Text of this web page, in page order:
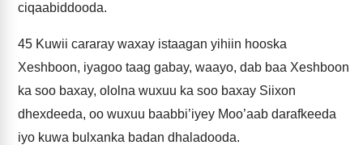
ciqaabiddooda.
45 Kuwii cararay waxay istaagan yihiin hooska
Xeshboon, iyagoo taag gabay, waayo, dab baa Xeshboon
ka soo baxay, ololna wuxuu ka soo baxay Siixon
dhexdeeda, oo wuxuu baabbi’iyey Moo’aab darafkeeda
iyo kuwa bulxanka badan dhaladooda.